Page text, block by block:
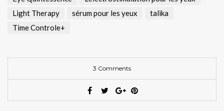
Light Therapy
sérum pour les yeux
talika
Time Controle+
3 Comments